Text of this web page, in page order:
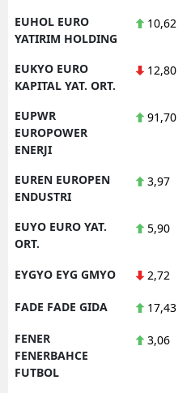
EUHOL EURO
YATIRIM HOLDING
10,62
EUKYO EURO
KAPITAL YAT. ORT.
12,80
EUPWR
EUROPOWER
ENERJI
91,70
EUREN EUROPEN
ENDUSTRI
3,97
EUYO EURO YAT.
ORT.
5,90
EYGYO EYG GMYO 2,72
FADE FADE GIDA 17,43
FENER
FENERBAHCE
FUTBOL
3,06